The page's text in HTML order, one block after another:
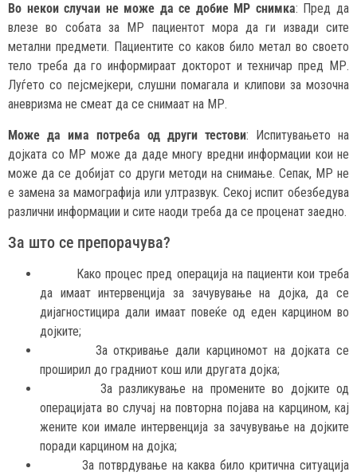
Во некои случаи не може да се добие МР снимка: Пред да
влезе во собата за МР пациентот мора да ги извади сите
метални предмети. Пациентите со каков било метал во своето
тело треба да го информираат докторот и техничар пред МР.
Луѓето со пејсмејкери, слушни помагала и клипови за мозочна
аневризма не смеат да се снимаат на МР.
Може да има потреба од други тестови: Испитувањето на
дојката со МР може да даде многу вредни информации кои не
може да се добијат со други методи на снимање. Сепак, МР не
е замена за мамографија или ултразвук. Секој испит обезбедува
различни информации и сите наоди треба да се проценат заедно.
За што се препорачува?
Како процес пред операција на пациенти кои треба
да имаат интервенција за зачувување на дојка, да се
дијагностицира дали имаат повеќе од еден карцином во
дојките;
За откривање дали карциномот на дојката се
проширил до градниот кош или другата дојка;
За разликување на промените во дојките од
операцијата во случај на повторна појава на карцином, кај
жените кои имале интервенција за зачувување на дојките
поради карцином на дојка;
За потврдување на каква било критична ситуација